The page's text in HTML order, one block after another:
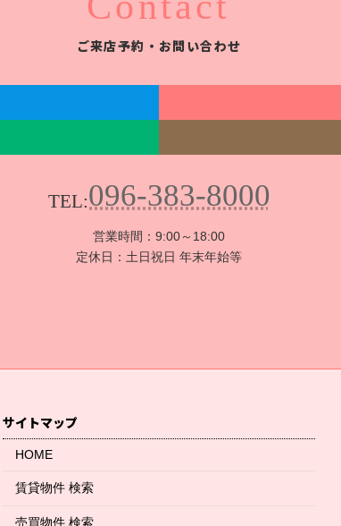
ご来店予約・お問い合わせ
TEL:096-383-8000
営業時間：9:00～18:00
定休日：土日祝日 年末年始等
サイトマップ
HOME
賃貸物件 検索
売買物件 検索